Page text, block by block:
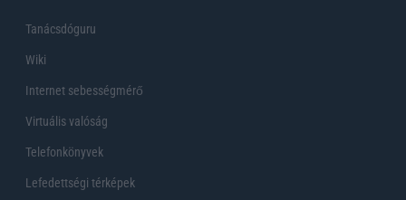
Tanácsdóguru
Wiki
Internet sebességmérő
Virtuális valóság
Telefonkönyvek
Lefedettségi térképek